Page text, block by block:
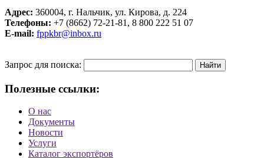
Адрес: 360004, г. Нальчик, ул. Кирова, д. 224
Телефоны: +7 (8662) 72-21-81, 8 800 222 51 07
E-mail: fppkbr@inbox.ru
Запрос для поиска:
Полезные ссылки:
О нас
Документы
Новости
Услуги
Каталог экспортёров